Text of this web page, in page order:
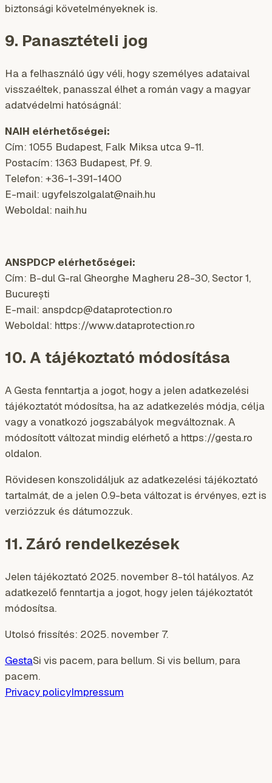
biztonsági követelményeknek is.
9. Panasztételi jog
Ha a felhasználó úgy véli, hogy személyes adataival
visszaéltek, panasszal élhet a román vagy a magyar
adatvédelmi hatóságnál:
NAIH elérhetőségei:
Cím: 1055 Budapest, Falk Miksa utca 9-11.
Postacím: 1363 Budapest, Pf. 9.
Telefon: +36-1-391-1400
E-mail: ugyfelszolgalat@naih.hu
Weboldal: naih.hu
ANSPDCP elérhetőségei:
Cím: B-dul G-ral Gheorghe Magheru 28-30, Sector 1,
București
E-mail: anspdcp@dataprotection.ro
Weboldal: https://www.dataprotection.ro
10. A tájékoztató módosítása
A Gesta fenntartja a jogot, hogy a jelen adatkezelési
tájékoztatót módosítsa, ha az adatkezelés módja, célja
vagy a vonatkozó jogszabályok megváltoznak. A
módosított változat mindig elérhető a https://gesta.ro
oldalon.
Rövidesen konszolidáljuk az adatkezelési tájékoztató
tartalmát, de a jelen 0.9-beta változat is érvényes, ezt is
verziózzuk és dátumozzuk.
11. Záró rendelkezések
Jelen tájékoztató 2025. november 8-tól hatályos. Az
adatkezelő fenntartja a jogot, hogy jelen tájékoztatót
módosítsa.
Utolsó frissítés: 2025. november 7.
GestaSi vis pacem, para bellum. Si vis bellum, para
pacem.
Privacy policyImpressum